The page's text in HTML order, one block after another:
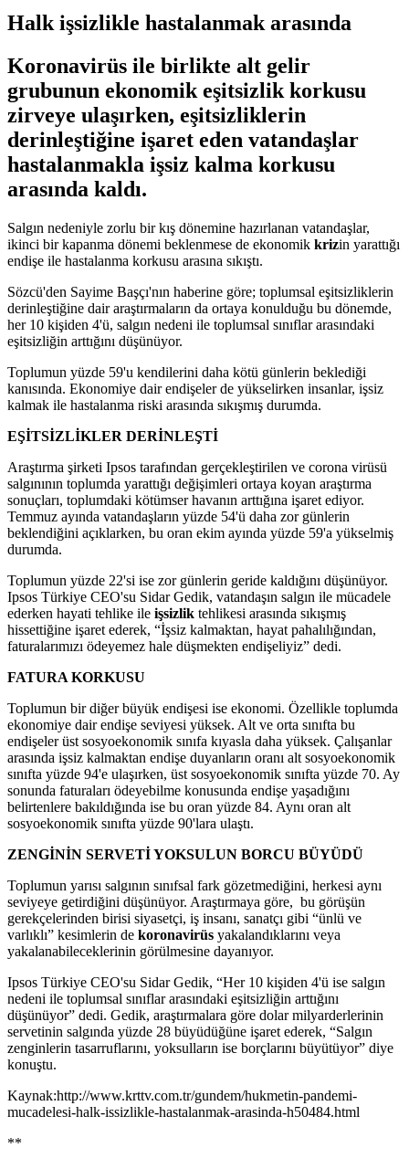
Halk işsizlikle hastalanmak arasında
Koronavirüs ile birlikte alt gelir
grubunun ekonomik eşitsizlik korkusu
zirveye ulaşırken, eşitsizliklerin
derinleştiğine işaret eden vatandaşlar
hastalanmakla işsiz kalma korkusu
arasında kaldı.
Salgın nedeniyle zorlu bir kış dönemine hazırlanan vatandaşlar,
ikinci bir kapanma dönemi beklenmese de ekonomik krizin yarattığı
endişe ile hastalanma korkusu arasına sıkıştı.
Sözcü'den Sayime Başçı'nın haberine göre; toplumsal eşitsizliklerin
derinleştiğine dair araştırmaların da ortaya konulduğu bu dönemde,
her 10 kişiden 4'ü, salgın nedeni ile toplumsal sınıflar arasındaki
eşitsizliğin arttığını düşünüyor.
Toplumun yüzde 59'u kendilerini daha kötü günlerin beklediği
kanısında. Ekonomiye dair endişeler de yükselirken insanlar, işsiz
kalmak ile hastalanma riski arasında sıkışmış durumda.
EŞİTSİZLİKLER DERİNLEŞTİ
Araştırma şirketi Ipsos tarafından gerçekleştirilen ve corona virüsü
salgınının toplumda yarattığı değişimleri ortaya koyan araştırma
sonuçları, toplumdaki kötümser havanın arttığına işaret ediyor.
Temmuz ayında vatandaşların yüzde 54'ü daha zor günlerin
beklendiğini açıklarken, bu oran ekim ayında yüzde 59'a yükselmiş
durumda.
Toplumun yüzde 22'si ise zor günlerin geride kaldığını düşünüyor.
Ipsos Türkiye CEO'su Sidar Gedik, vatandaşın salgın ile mücadele
ederken hayati tehlike ile işsizlik tehlikesi arasında sıkışmış
hissettiğine işaret ederek, “İşsiz kalmaktan, hayat pahalılığından,
faturalarımızı ödeyemez hale düşmekten endişeliyiz” dedi.
FATURA KORKUSU
Toplumun bir diğer büyük endişesi ise ekonomi. Özellikle toplumda
ekonomiye dair endişe seviyesi yüksek. Alt ve orta sınıfta bu
endişeler üst sosyoekonomik sınıfa kıyasla daha yüksek. Çalışanlar
arasında işsiz kalmaktan endişe duyanların oranı alt sosyoekonomik
sınıfta yüzde 94'e ulaşırken, üst sosyoekonomik sınıfta yüzde 70. Ay
sonunda faturaları ödeyebilme konusunda endişe yaşadığını
belirtenlere bakıldığında ise bu oran yüzde 84. Aynı oran alt
sosyoekonomik sınıfta yüzde 90'lara ulaştı.
ZENGİNİN SERVETİ YOKSULUN BORCU BÜYÜDÜ
Toplumun yarısı salgının sınıfsal fark gözetmediğini, herkesi aynı
seviyeye getirdiğini düşünüyor. Araştırmaya göre, bu görüşün
gerekçelerinden birisi siyasetçi, iş insanı, sanatçı gibi “ünlü ve
varlıklı” kesimlerin de koronavirüs yakalandıklarını veya
yakalanabileceklerinin görülmesine dayanıyor.
Ipsos Türkiye CEO'su Sidar Gedik, “Her 10 kişiden 4'ü ise salgın
nedeni ile toplumsal sınıflar arasındaki eşitsizliğin arttığını
düşünüyor” dedi. Gedik, araştırmalara göre dolar milyarderlerinin
servetinin salgında yüzde 28 büyüdüğüne işaret ederek, “Salgın
zenginlerin tasarruflarını, yoksulların ise borçlarını büyütüyor” diye
konuştu.
Kaynak:http://www.krttv.com.tr/gundem/hukmetin-pandemi-
mucadelesi-halk-issizlikle-hastalanmak-arasinda-h50484.html
**